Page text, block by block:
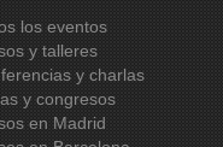
los eventos
y talleres
y charlas
y congresos
en Madrid